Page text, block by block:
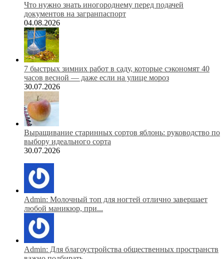
Что нужно знать иногороднему перед подачей
документов на загранпаспорт
04.08.2026
7 быстрых зимних работ в саду, которые сэкономят 40
часов весной — даже если на улице мороз
30.07.2026
Выращивание старинных сортов яблонь: руководство по
выбору идеального сорта
30.07.2026
Admin: Молочный топ для ногтей отлично завершает
любой маникюр, при...
Admin: Для благоустройства общественных пространств